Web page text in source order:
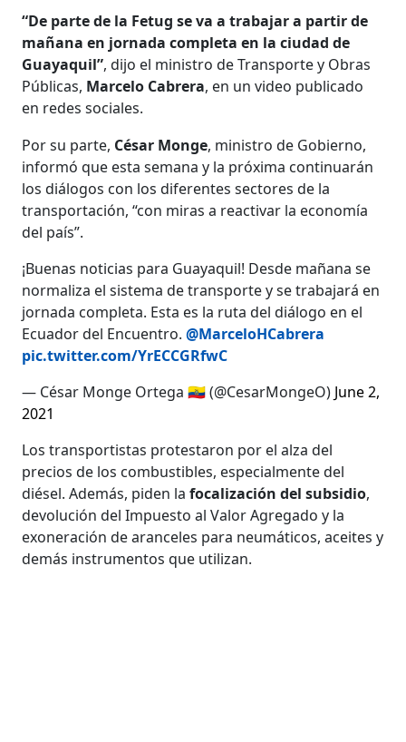
“De parte de la Fetug se va a trabajar a partir de
mañana en jornada completa en la ciudad de
Guayaquil”, dijo el ministro de Transporte y Obras
Públicas, Marcelo Cabrera, en un video publicado
en redes sociales.
Por su parte, César Monge, ministro de Gobierno,
informó que esta semana y la próxima continuarán
los diálogos con los diferentes sectores de la
transportación, “con miras a reactivar la economía
del país”.
¡Buenas noticias para Guayaquil! Desde mañana se
normaliza el sistema de transporte y se trabajará en
jornada completa. Esta es la ruta del diálogo en el
Ecuador del Encuentro.@MarceloHCabrera
pic.twitter.com/YrECCGRfwC
— César Monge Ortega 🇪🇨 (@CesarMongeO) June 2,
2021
Los transportistas protestaron por el alza del
precios de los combustibles, especialmente del
diésel. Además, piden lafocalización del subsidio,
devolución del Impuesto al Valor Agregado y la
exoneración de aranceles para neumáticos, aceites y
demás instrumentos que utilizan.